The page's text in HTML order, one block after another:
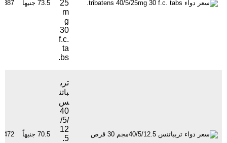
25
m
g
30
f.c.
ta
bs.
73.5 جنيهاً 1387 مشاهدة
تري
باتن
س
40
/5/
12
.5
70.5 جنيهاً 2472 مشاهدة